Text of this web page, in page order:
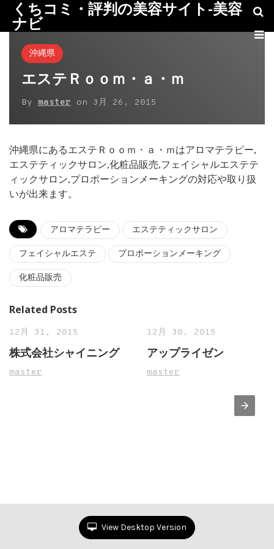
くちコミ・評判の美容サイト-美容
ナビ
沖縄県
エステＲｏｏｍ・ａ・ｍ
By master on 3月 26, 2015
沖縄県にあるエステＲｏｏｍ・ａ・ｍはアロマテラピー,
エステティックサロン,化粧品販売,フェイシャルエステテ
ィックサロン,プロポーションメーキングの対応や取り扱
いが出来ます。
アロマテラピー エステティックサロン
フェイシャルエステ プロポーションメーキング
化粧品販売
Related Posts
12月 31, 2015
株式会社シャイニング
master
12月 30, 2015
アップライゼン
master
View Desktop Version